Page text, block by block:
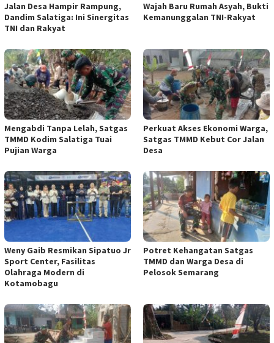
Jalan Desa Hampir Rampung,
Dandim Salatiga: Ini Sinergitas
TNI dan Rakyat
Wajah Baru Rumah Asyah, Bukti
Kemanunggalan TNI-Rakyat
Mengabdi Tanpa Lelah, Satgas
TMMD Kodim Salatiga Tuai
Pujian Warga
Perkuat Akses Ekonomi Warga,
Satgas TMMD Kebut Cor Jalan
Desa
Weny Gaib Resmikan Sipatuo Jr
Sport Center, Fasilitas
Olahraga Modern di
Kotamobagu
Potret Kehangatan Satgas
TMMD dan Warga Desa di
Pelosok Semarang